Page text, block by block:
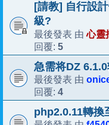
[請教] 自行設
級?
最後發表 由心靈
回覆: 5
急需将DZ
最後發表 由
回覆: 4
php2.0.11轉換